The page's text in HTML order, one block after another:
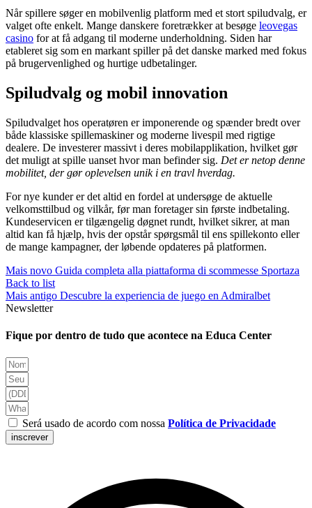
Når spillere søger en mobilvenlig platform med et stort spiludvalg, er
valget ofte enkelt. Mange danskere foretrækker at besøge leovegas
casino for at få adgang til moderne underholdning. Siden har
etableret sig som en markant spiller på det danske marked med fokus
på brugervenlighed og hurtige udbetalinger.
Spiludvalg og mobil innovation
Spiludvalget hos operatøren er imponerende og spænder bredt over
både klassiske spillemaskiner og moderne livespil med rigtige
dealere. De investerer massivt i deres mobilapplikation, hvilket gør
det muligt at spille uanset hvor man befinder sig. Det er netop denne
mobilitet, der gør oplevelsen unik i en travl hverdag.
For nye kunder er det altid en fordel at undersøge de aktuelle
velkomsttilbud og vilkår, før man foretager sin første indbetaling.
Kundeservicen er tilgængelig døgnet rundt, hvilket sikrer, at man
altid kan få hjælp, hvis der opstår spørgsmål til ens spillekonto eller
de mange kampagner, der løbende opdateres på platformen.
Mais novo Guida completa alla piattaforma di scommesse Sportaza
Back to list
Mais antigo Descubre la experiencia de juego en Admiralbet
Newsletter
Fique por dentro de tudo que acontece na Educa Center
Será usado de acordo com nossa Política de Privacidade
inscrever